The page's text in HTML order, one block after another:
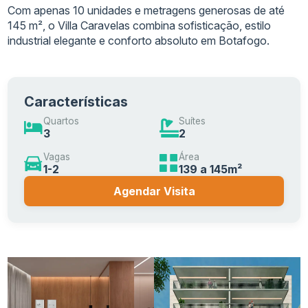
Com apenas 10 unidades e metragens generosas de até
145 m², o Villa Caravelas combina sofisticação, estilo
industrial elegante e conforto absoluto em Botafogo.
Características
Quartos
3
Suítes
2
Vagas
1-2
Área
139 a 145m²
Agendar Visita